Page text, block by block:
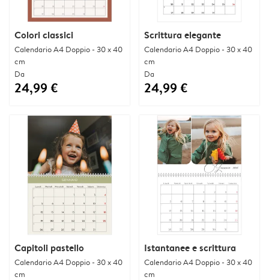
Colori classici
Calendario A4 Doppio - 30 x 40
cm
Da
24,99 €
Scrittura elegante
Calendario A4 Doppio - 30 x 40
cm
Da
24,99 €
Capitoli pastello
Calendario A4 Doppio - 30 x 40
cm
Istantanee e scrittura
Calendario A4 Doppio - 30 x 40
cm